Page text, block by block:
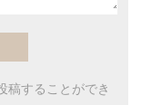
稿することができ